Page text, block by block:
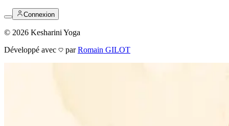
Connexion
© 2026 Kesharini Yoga
Développé avec
par Romain GILOT